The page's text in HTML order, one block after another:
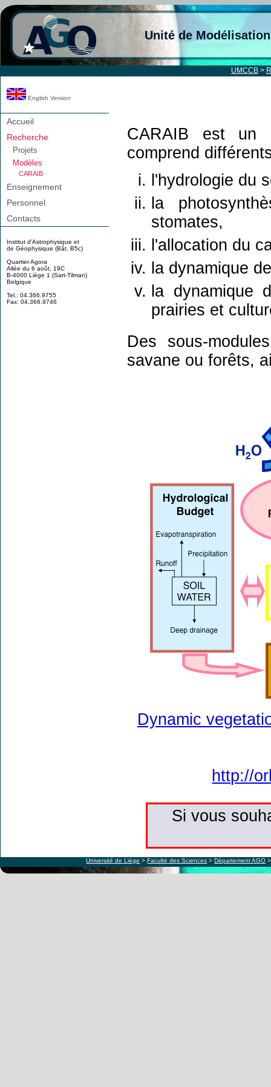
Unité de
UMCCB >
English Version
Accueil
Recherche
Projets
Modèles
CARAIB
Enseignement
Personnel
Contacts
Institut d'Astrophysique et
de Géophysique (Bât. B5c)
Quartier Agora
Allée du 6 août, 19C
B-4000 Liège 1 (Sart-Tilman)
Belgique
Tel.: 04.366.9755
Fax: 04.366.9746
CARAIB est un
comprend
l'hydrologie du
la
stomates,
l'allocation du
la dynamique
la dynamique
prairies et
Des sous-
savane ou forêts,
Dynamic
http://
Si vous
Université de Liège >Faculté des Sciences >Département AGO